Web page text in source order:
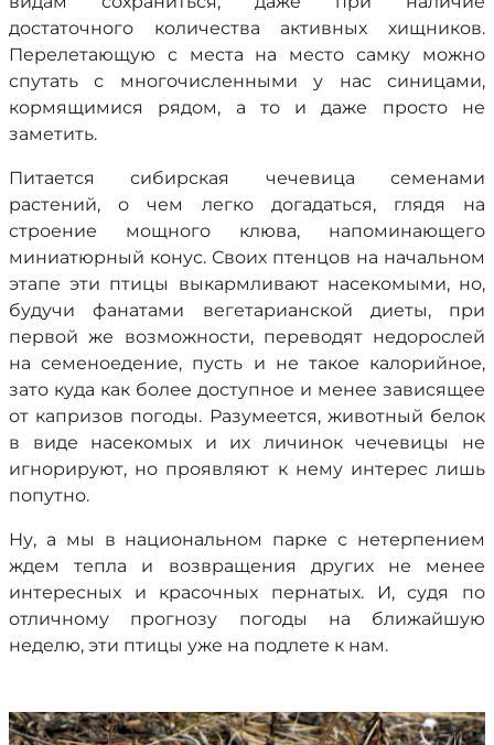
достаточного количества активных хищников.
Перелетающую с места на место самку можно
спутать с многочисленными у нас синицами,
кормящимися рядом, а то и даже просто не
заметить.
Питается сибирская чечевица семенами
растений, о чем легко догадаться, глядя на
строение мощного клюва, напоминающего
миниатюрный конус. Своих птенцов на начальном
этапе эти птицы выкармливают насекомыми, но,
будучи фанатами вегетарианской диеты, при
первой же возможности, переводят недорослей
на семеноедение, пусть и не такое калорийное,
зато куда как более доступное и менее зависящее
от капризов погоды. Разумеется, животный белок
в виде насекомых и их личинок чечевицы не
игнорируют, но проявляют к нему интерес лишь
попутно.
Ну, а мы в национальном парке с нетерпением
ждем тепла и возвращения других не менее
интересных и красочных пернатых. И, судя по
отличному прогнозу погоды на ближайшую
неделю, эти птицы уже на подлете к нам.